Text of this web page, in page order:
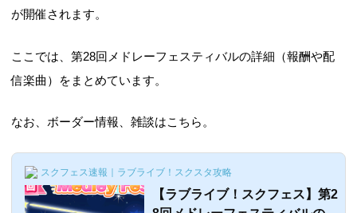
が開催されます。
ここでは、第28回メドレーフェスティバルの詳細（報酬や配
信楽曲）をまとめています。
なお、ボーダー情報、雑談はこちら。
スクフェス速報｜ラブライブ！スクスタ攻略
【ラブライブ！スクフェス】第2